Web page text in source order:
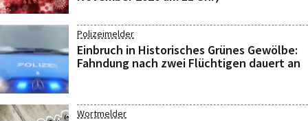
Polizeimelder
Einbruch in Historisches Grünes Gewölbe:
Fahndung nach zwei Flüchtigen dauert an
Wortmelder